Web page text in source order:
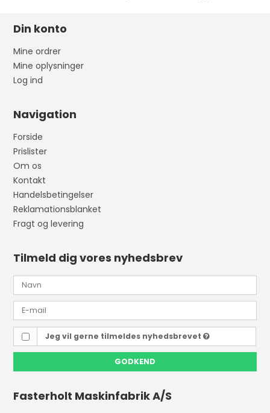
Din konto
Mine ordrer
Mine oplysninger
Log ind
Navigation
Forside
Prislister
Om os
Kontakt
Handelsbetingelser
Reklamationsblanket
Fragt og levering
Tilmeld dig vores nyhedsbrev
Jeg vil gerne tilmeldes nyhedsbrevet
GODKEND
Fasterholt Maskinfabrik A/S